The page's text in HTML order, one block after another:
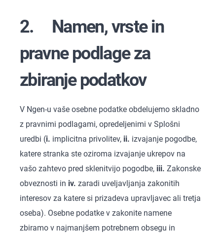
2. Namen, vrste in
pravne podlage za
zbiranje podatkov
V Ngen-u vaše osebne podatke obdelujemo skladno
z pravnimi podlagami, opredeljenimi v Splošni
uredbi (i. implicitna privolitev, ii. izvajanje pogodbe,
katere stranka ste oziroma izvajanje ukrepov na
vašo zahtevo pred sklenitvijo pogodbe, iii. Zakonske
obveznosti in iv. zaradi uveljavljanja zakonitih
interesov za katere si prizadeva upravljavec ali tretja
oseba). Osebne podatke v zakonite namene
zbiramo v najmanjšem potrebnem obsegu in